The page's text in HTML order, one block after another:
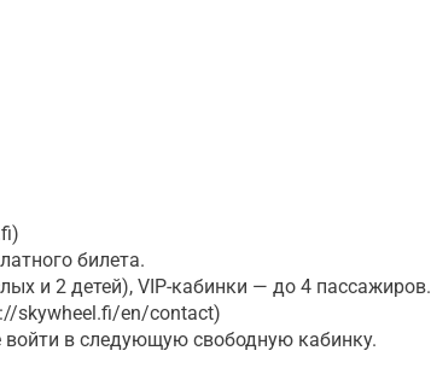
билета.
и 2 детей), VIP-кабинки — до 4 пассажиров.
skywheel.fi/en/contact)
в следующую свободную кабинку.